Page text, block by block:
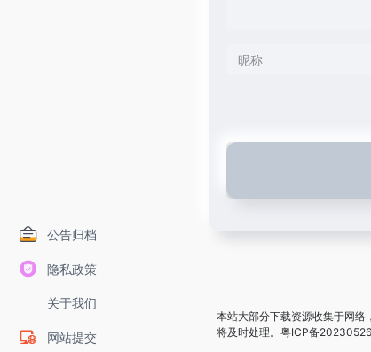
公告归档
隐私政策
关于我们
网站提交
本站大部分下载资源收集于网
将及时处理。 粤ICP备